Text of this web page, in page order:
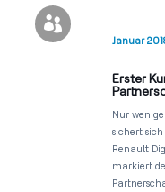
Januar
Erster
Nur
sichert
Renault
markiert
